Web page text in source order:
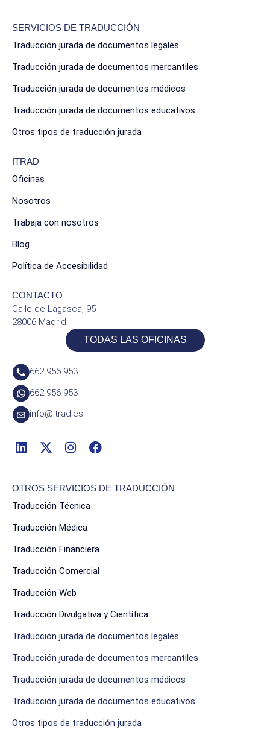
SERVICIOS DE TRADUCCIÓN
Traducción jurada de documentos legales
Traducción jurada de documentos mercantiles
Traducción jurada de documentos médicos
Traducción jurada de documentos educativos
Otros tipos de traducción jurada
ITRAD
Oficinas
Nosotros
Trabaja con nosotros
Blog
Política de Accesibilidad
CONTACTO
Calle de Lagasca, 95
28006 Madrid
TODAS LAS OFICINAS
662 956 953
662 956 953
info@itrad.es
OTROS SERVICIOS DE TRADUCCIÓN
Traducción Técnica
Traducción Médica
Traducción Financiera
Traducción Comercial
Traducción Web
Traducción Divulgativa y Científica
Traducción jurada de documentos legales
Traducción jurada de documentos mercantiles
Traducción jurada de documentos médicos
Traducción jurada de documentos educativos
Otros tipos de traducción jurada